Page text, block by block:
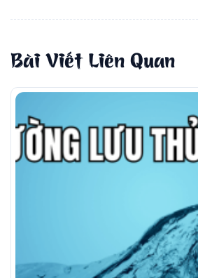
Bài Viết Liên Quan